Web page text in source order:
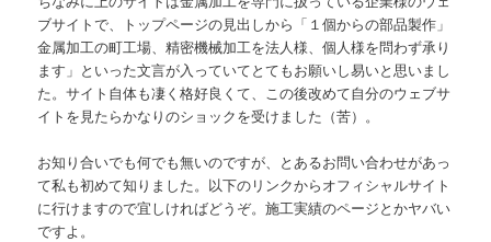
ブサイトで、トップページの見出しから「１個からの部品製作」
金属加工の町工場、精密機械加工を法人様、個人様を問わず承り
ます」といった文言が入っていてとてもお願いし易いと思いまし
た。サイト自体も凄く格好良くて、この後改めて自分のウェブサ
イトを見たらかなりのショックを受けました（苦）。
お知り合いでも何でも無いのですが、とあるお問い合わせがあっ
て私も初めて知りました。以下のリンクからオフィシャルサイト
に行けますので宜しければどうぞ。施工実績のページとかヤバい
ですよ。